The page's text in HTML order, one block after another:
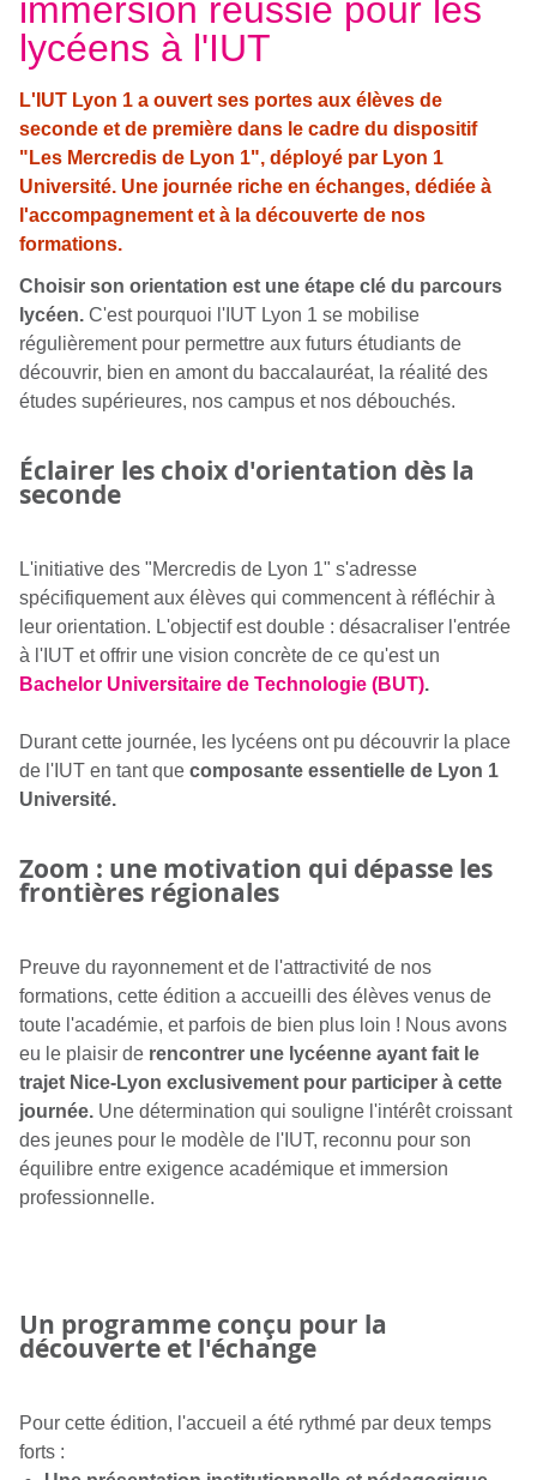
immersion réussie pour les
lycéens à l'IUT
L'IUT Lyon 1 a ouvert ses portes aux élèves de
seconde et de première dans le cadre du dispositif
"Les Mercredis de Lyon 1", déployé par Lyon 1
Université. Une journée riche en échanges, dédiée à
l'accompagnement et à la découverte de nos
formations.
Choisir son orientation est une étape clé du parcours
lycéen. C'est pourquoi l'IUT Lyon 1 se mobilise
régulièrement pour permettre aux futurs étudiants de
découvrir, bien en amont du baccalauréat, la réalité des
études supérieures, nos campus et nos débouchés.
Éclairer les choix d'orientation dès la
seconde
L'initiative des "Mercredis de Lyon 1" s'adresse
spécifiquement aux élèves qui commencent à réfléchir à
leur orientation. L'objectif est double : désacraliser l'entrée
à l'IUT et offrir une vision concrète de ce qu'est un
Bachelor Universitaire de Technologie (BUT).
Durant cette journée, les lycéens ont pu découvrir la place
de l'IUT en tant que composante essentielle de Lyon 1
Université.
Zoom : une motivation qui dépasse les
frontières régionales
Preuve du rayonnement et de l'attractivité de nos
formations, cette édition a accueilli des élèves venus de
toute l'académie, et parfois de bien plus loin ! Nous avons
eu le plaisir de rencontrer une lycéenne ayant fait le
trajet Nice-Lyon exclusivement pour participer à cette
journée. Une détermination qui souligne l'intérêt croissant
des jeunes pour le modèle de l'IUT, reconnu pour son
équilibre entre exigence académique et immersion
professionnelle.
Un programme conçu pour la
découverte et l'échange
Pour cette édition, l'accueil a été rythmé par deux temps
forts :